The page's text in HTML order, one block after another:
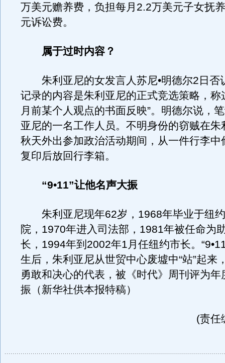
万美元赡养费，负担每月2.2万美元子女抚
元诉讼费。
属于过时内容？
朱利亚尼的女发言人苏尼•明德尔2日否
记录的内容是朱利亚尼的正式竞选策略，称
月前某个人观点的书面反映”。明德尔说，
亚尼的一名工作人员。不明身份的窃贼在
秋天外出参加政治活动期间，从一件行李中
复印后放回行李箱。
“9•11”让他名声大振
朱利亚尼现年62岁，1968年毕业于纽
院，1970年进入司法部，1981年被任命为
长，1994年到2002年1月任纽约市长。
生后，朱利亚尼从世贸中心废墟中“站”起来
勇敢和决心的代表，被《时代》周刊评为年
振（新华社供本报特稿）
(责任